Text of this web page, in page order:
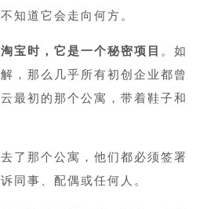
知道它会走向何方。
宝时，它是一个秘密项目 。如
，那么几乎所有初创企业都曾
最初的那个公寓，带着鞋子和
了那个公寓，他们都必须签署
同事、配偶或任何人。